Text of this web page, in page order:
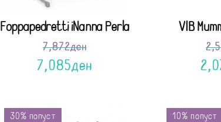
Foppapedretti iNanna Perla
7,872ден
7,085ден
VIB
30% попуст 10% попуст